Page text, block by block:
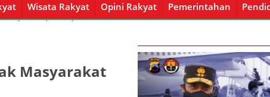
Wisata Rakyat Opini Rakyat Pemerintahan
Rakyat Opini Rakyat Pemerintahan Pendidikan Kesehatan
Masyarakat